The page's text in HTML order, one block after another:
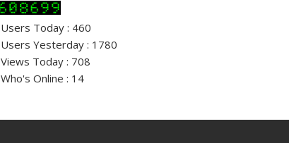
Users Today : 460
Users Yesterday : 1780
Views Today : 708
Who's Online : 14